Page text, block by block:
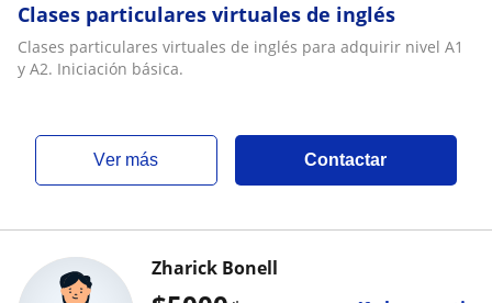
Clases particulares virtuales de inglés
Clases particulares virtuales de inglés para adquirir nivel A1
y A2. Iniciación básica.
ver más Contactar
Zharick Bonell